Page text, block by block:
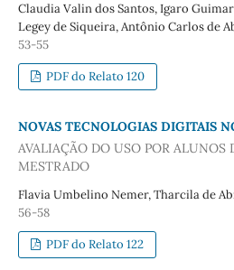
Claudia Valin dos Santos, Igaro
Legey de Siqueira, Antônio Carlos de
53-55
PDF do Relato 120
NOVAS TECNOLOGIAS DIGITAIS
AVALIAÇÃO DO USO POR ALUNOS
MESTRADO
Flavia Umbelino Nemer, Tharcila de
56-58
PDF do Relato 122